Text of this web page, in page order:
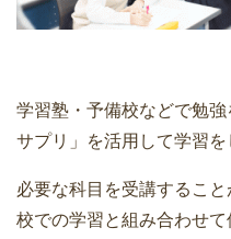
学習塾・予備校などで勉
サプリ」を活用して学習を
必要な科目を受講するこ
校での学習と組み合わせ